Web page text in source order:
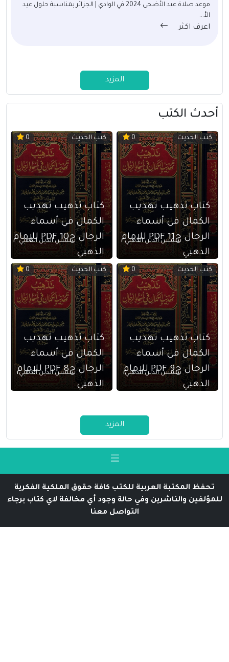
موعد صلاة عيد الأضحى 2024 في الوادي | الجزائر بمناسبة حلول عيد
الأ...
اعرف اكثر
المزيد
أحدث الكتب
كتب الحديث 0
كتاب تذهيب تهذيب
الكمال في أسماء
الرجال ج11 PDF للإمام
الذهبي
شمس الدين الذهبي
كتب الحديث 0
كتاب تذهيب تهذيب
الكمال في أسماء
الرجال ج10 PDF للإمام
الذهبي
شمس الدين الذهبي
كتب الحديث 0
كتاب تذهيب تهذيب
الكمال في أسماء
الرجال ج9 PDF للإمام
الذهبي
شمس الدين الذهبي
كتب الحديث 0
كتاب تذهيب تهذيب
الكمال في أسماء
الرجال ج8 PDF للإمام
الذهبي
شمس الدين الذهبي
المزيد
تحفظ المكتبة العربية للكتب كافة حقوق الملكية الفكرية
للمؤلفين والناشرين وفي حالة وجود أي مخالفة لاي كتاب برجاء
التواصل معنا